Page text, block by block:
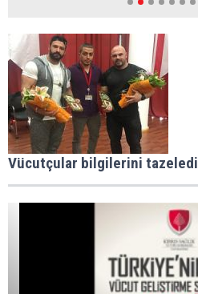
Vücutçular bilgilerini tazeledi